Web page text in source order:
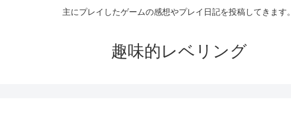
主にプレイしたゲームの感想やプレイ日記を投稿してきます。
趣味的レベリング